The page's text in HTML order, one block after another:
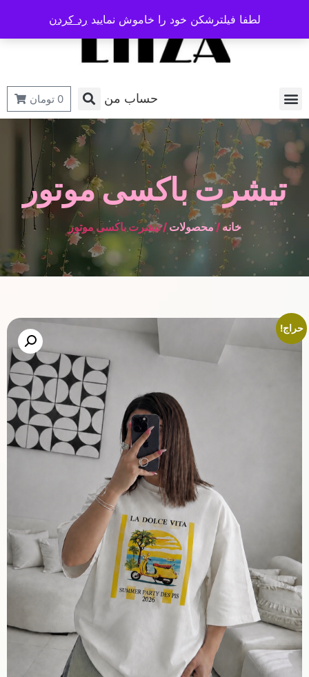
حساب من 0 تومان
تیشرت باکسی موتور
خانه/محصولات/ تیشرت باکسی موتور
حراج!
لطفا فیلترشکن خود را خاموش نمایید رد کردن